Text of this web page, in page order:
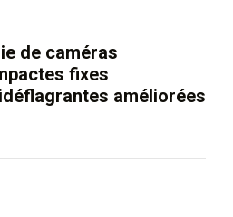
de caméras
fixes
améliorées